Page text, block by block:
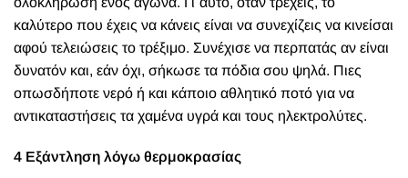
καλύτερο που έχεις να κάνεις είναι να συνεχίζεις να κινείσαι
αφού τελειώσεις το τρέξιμο. Συνέχισε να περπατάς αν είναι
δυνατόν και, εάν όχι, σήκωσε τα πόδια σου ψηλά. Πιες
οπωσδήποτε νερό ή και κάποιο αθλητικό ποτό για να
αντικαταστήσεις τα χαμένα υγρά και τους ηλεκτρολύτες.
4 Εξάντληση λόγω θερμοκρασίας